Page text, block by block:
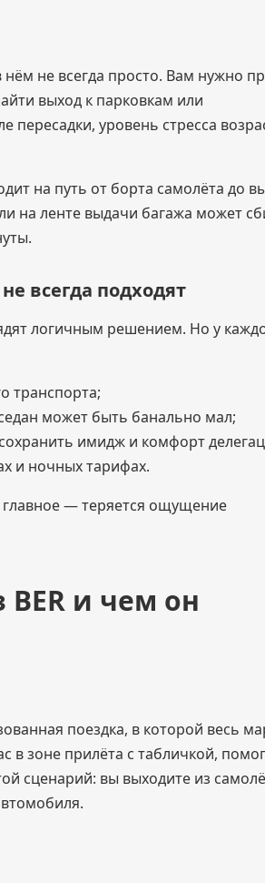
не всегда просто. Вам нужно
выход к парковкам или
уровень стресса
на путь от борта самолёта до
на ленте выдачи багажа может
всегда подходят
логичным решением. Но у
транспорта;
может быть банально мал;
имидж и комфорт
и ночных тарифах.
главное — теряется ощущение
и чем он
поездка, в которой весь
в зоне прилёта с табличкой,
сценарий: вы выходите из